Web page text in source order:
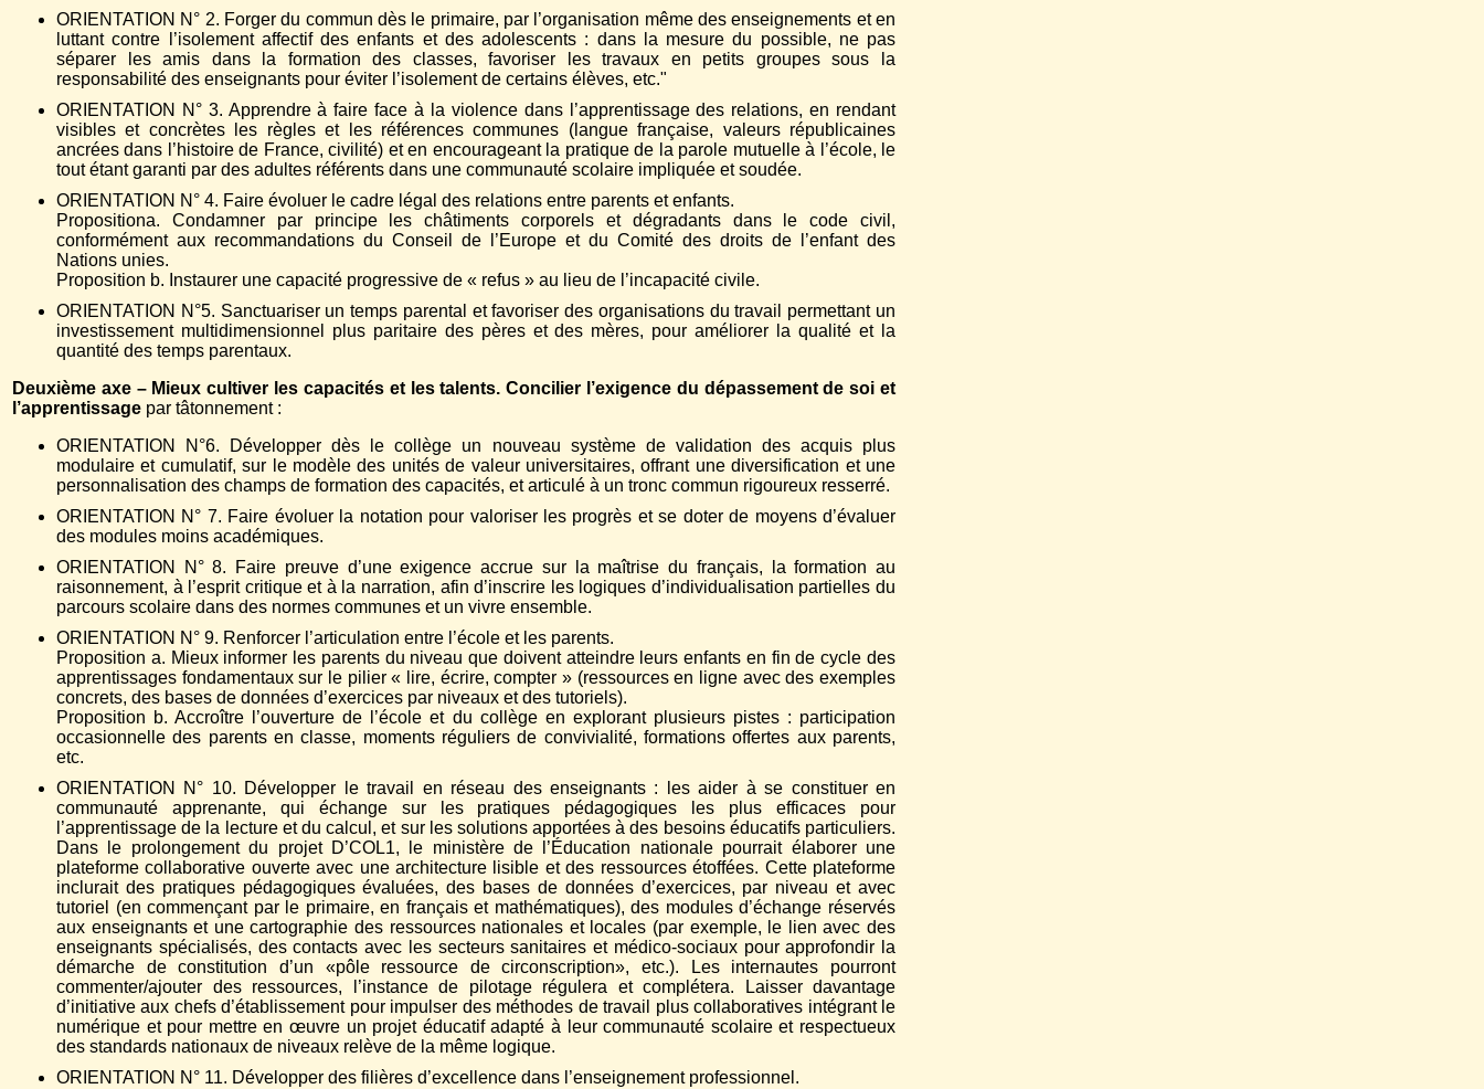
ORIENTATION N° 2. Forger du commun dès le primaire, par l’organisation même des enseignements et en
luttant contre l’isolement affectif des enfants et des adolescents : dans la mesure du possible, ne pas
séparer les amis dans la formation des classes, favoriser les travaux en petits groupes sous la
responsabilité des enseignants pour éviter l’isolement de certains élèves, etc."
ORIENTATION N° 3. Apprendre à faire face à la violence dans l’apprentissage des relations, en rendant
visibles et concrètes les règles et les références communes (langue française, valeurs républicaines
ancrées dans l’histoire de France, civilité) et en encourageant la pratique de la parole mutuelle à l’école, le
tout étant garanti par des adultes référents dans une communauté scolaire impliquée et soudée.
ORIENTATION N° 4. Faire évoluer le cadre légal des relations entre parents et enfants.
Propositiona. Condamner par principe les châtiments corporels et dégradants dans le code civil,
conformément aux recommandations du Conseil de l’Europe et du Comité des droits de l’enfant des
Nations unies.
Proposition b. Instaurer une capacité progressive de « refus » au lieu de l’incapacité civile.
ORIENTATION N°5. Sanctuariser un temps parental et favoriser des organisations du travail permettant un
investissement multidimensionnel plus paritaire des pères et des mères, pour améliorer la qualité et la
quantité des temps parentaux.
Deuxième axe – Mieux cultiver les capacités et les talents. Concilier l’exigence du dépassement de soi et
l’apprentissage par tâtonnement :
ORIENTATION N°6. Développer dès le collège un nouveau système de validation des acquis plus
modulaire et cumulatif, sur le modèle des unités de valeur universitaires, offrant une diversification et une
personnalisation des champs de formation des capacités, et articulé à un tronc commun rigoureux resserré.
ORIENTATION N° 7. Faire évoluer la notation pour valoriser les progrès et se doter de moyens d’évaluer
des modules moins académiques.
ORIENTATION N° 8. Faire preuve d’une exigence accrue sur la maîtrise du français, la formation au
raisonnement, à l’esprit critique et à la narration, afin d’inscrire les logiques d’individualisation partielles du
parcours scolaire dans des normes communes et un vivre ensemble.
ORIENTATION N° 9. Renforcer l’articulation entre l’école et les parents.
Proposition a. Mieux informer les parents du niveau que doivent atteindre leurs enfants en fin de cycle des
apprentissages fondamentaux sur le pilier « lire, écrire, compter » (ressources en ligne avec des exemples
concrets, des bases de données d’exercices par niveaux et des tutoriels).
Proposition b. Accroître l’ouverture de l’école et du collège en explorant plusieurs pistes : participation
occasionnelle des parents en classe, moments réguliers de convivialité, formations offertes aux parents,
etc.
ORIENTATION N° 10. Développer le travail en réseau des enseignants : les aider à se constituer en
communauté apprenante, qui échange sur les pratiques pédagogiques les plus efficaces pour
l’apprentissage de la lecture et du calcul, et sur les solutions apportées à des besoins éducatifs particuliers.
Dans le prolongement du projet D’COL1, le ministère de l’Éducation nationale pourrait élaborer une
plateforme collaborative ouverte avec une architecture lisible et des ressources étoffées. Cette plateforme
inclurait des pratiques pédagogiques évaluées, des bases de données d’exercices, par niveau et avec
tutoriel (en commençant par le primaire, en français et mathématiques), des modules d’échange réservés
aux enseignants et une cartographie des ressources nationales et locales (par exemple, le lien avec des
enseignants spécialisés, des contacts avec les secteurs sanitaires et médico-sociaux pour approfondir la
démarche de constitution d’un «pôle ressource de circonscription», etc.). Les internautes pourront
commenter/ajouter des ressources, l’instance de pilotage régulera et complétera. Laisser davantage
d’initiative aux chefs d’établissement pour impulser des méthodes de travail plus collaboratives intégrant le
numérique et pour mettre en œuvre un projet éducatif adapté à leur communauté scolaire et respectueux
des standards nationaux de niveaux relève de la même logique.
ORIENTATION N° 11. Développer des filières d’excellence dans l’enseignement professionnel.